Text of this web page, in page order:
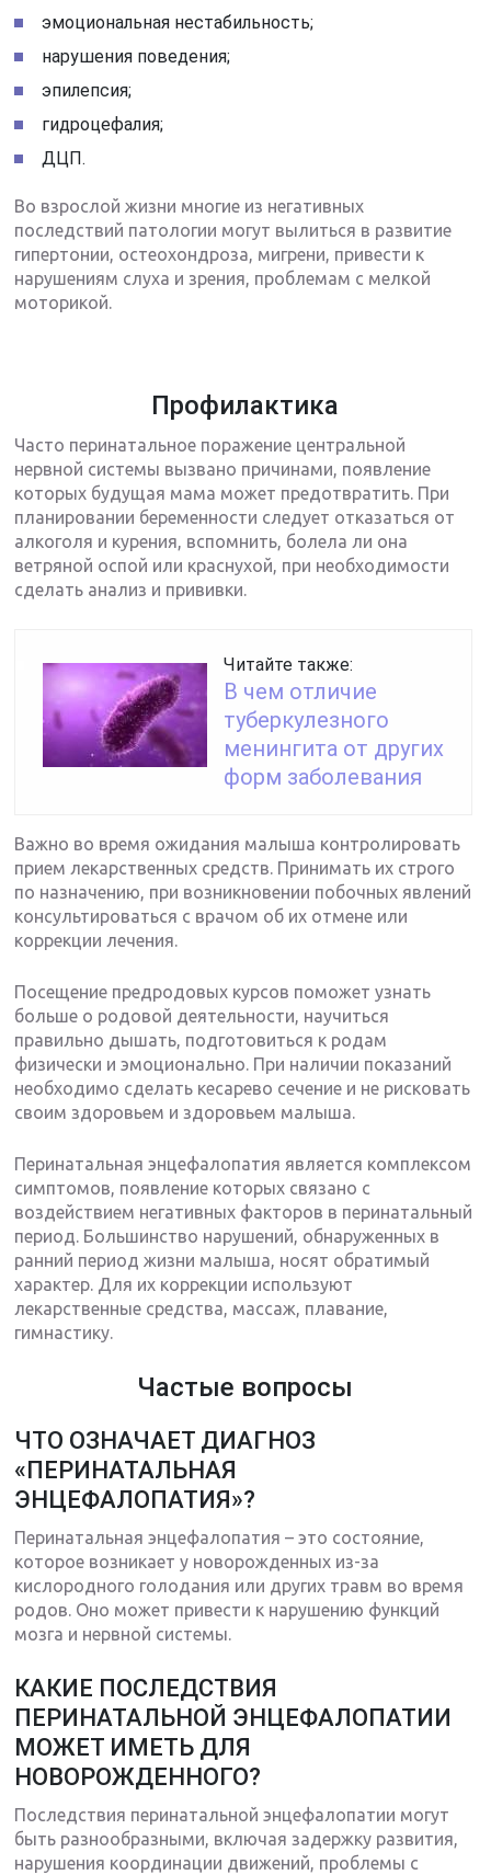
эмоциональная нестабильность;
нарушения поведения;
эпилепсия;
гидроцефалия;
ДЦП.
Во взрослой жизни многие из негативных
последствий патологии могут вылиться в развитие
гипертонии, остеохондроза, мигрени, привести к
нарушениям слуха и зрения, проблемам с мелкой
моторикой.
Профилактика
Часто перинатальное поражение центральной
нервной системы вызвано причинами, появление
которых будущая мама может предотвратить. При
планировании беременности следует отказаться от
алкоголя и курения, вспомнить, болела ли она
ветряной оспой или краснухой, при необходимости
сделать анализ и прививки.
Читайте также:
В чем отличие
туберкулезного
менингита от других
форм заболевания
Важно во время ожидания малыша контролировать
прием лекарственных средств. Принимать их строго
по назначению, при возникновении побочных явлений
консультироваться с врачом об их отмене или
коррекции лечения.
Посещение предродовых курсов поможет узнать
больше о родовой деятельности, научиться
правильно дышать, подготовиться к родам
физически и эмоционально. При наличии показаний
необходимо сделать кесарево сечение и не рисковать
своим здоровьем и здоровьем малыша.
Перинатальная энцефалопатия является комплексом
симптомов, появление которых связано с
воздействием негативных факторов в перинатальный
период. Большинство нарушений, обнаруженных в
ранний период жизни малыша, носят обратимый
характер. Для их коррекции используют
лекарственные средства, массаж, плавание,
гимнастику.
Частые вопросы
ЧТО ОЗНАЧАЕТ ДИАГНОЗ
«ПЕРИНАТАЛЬНАЯ
ЭНЦЕФАЛОПАТИЯ»?
Перинатальная энцефалопатия – это состояние,
которое возникает у новорожденных из-за
кислородного голодания или других травм во время
родов. Оно может привести к нарушению функций
мозга и нервной системы.
КАКИЕ ПОСЛЕДСТВИЯ
ПЕРИНАТАЛЬНОЙ ЭНЦЕФАЛОПАТИИ
МОЖЕТ ИМЕТЬ ДЛЯ
НОВОРОЖДЕННОГО?
Последствия перинатальной энцефалопатии могут
быть разнообразными, включая задержку развития,
нарушения координации движений, проблемы с